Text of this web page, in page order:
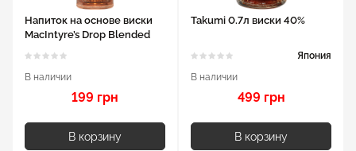
Напиток на основе виски
MacIntyre’s Drop Blended
В наличии
199 грн
В корзину
Takumi 0.7л виски 40%
Япония
В наличии
499 грн
В корзину